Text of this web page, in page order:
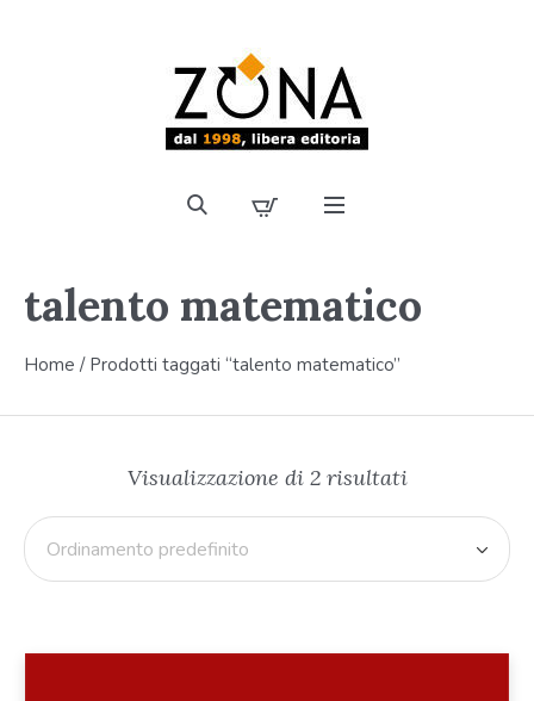
talento matematico
Home / Prodotti taggati “talento matematico”
Visualizzazione di 2 risultati